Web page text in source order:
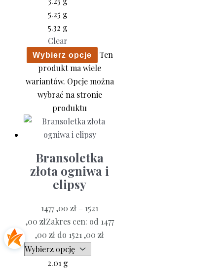
5.25 g
5.32 g
Clear
Wybierz opcje
Ten
produkt ma wiele
wariantów. Opcje można
wybrać na stronie
produktu
Bransoletka
złota ogniwa i
elipsy
1477 ,00 zł – 1521
,00 złZakres cen: od 1477
,00 zł do 1521 ,00 zł
2.01 g